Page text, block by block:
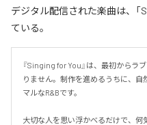
デジタル配信された楽曲は、「
ている。
『Singing for You』は、最初からラ
りません。制作を進めるうちに、自
マルなR&Bです。
大切な人を思い浮かべるだけで、